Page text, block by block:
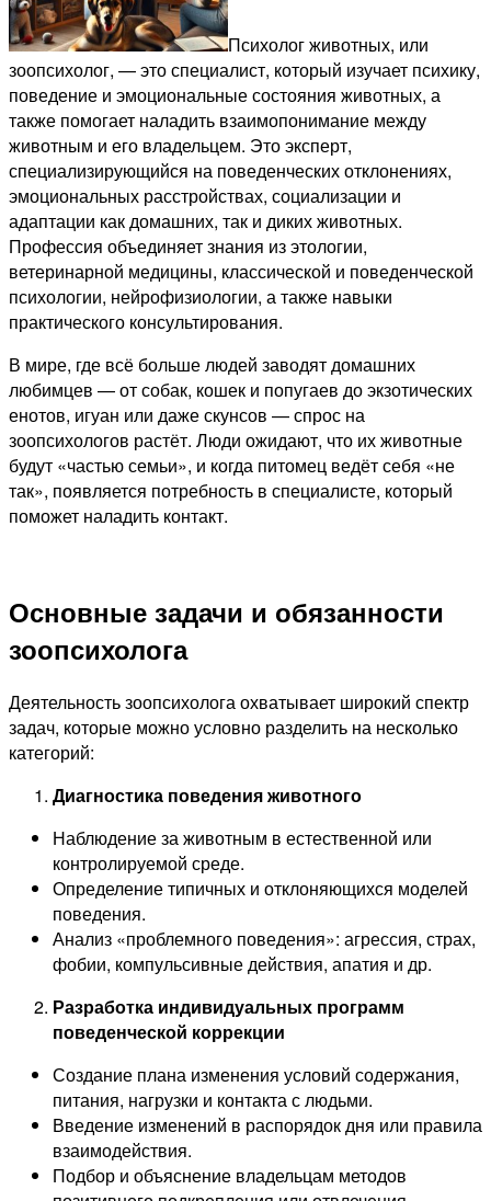
Психолог животных, или
зоопсихолог, — это специалист, который изучает психику,
поведение и эмоциональные состояния животных, а
также помогает наладить взаимопонимание между
животным и его владельцем. Это эксперт,
специализирующийся на поведенческих отклонениях,
эмоциональных расстройствах, социализации и
адаптации как домашних, так и диких животных.
Профессия объединяет знания из этологии,
ветеринарной медицины, классической и поведенческой
психологии, нейрофизиологии, а также навыки
практического консультирования.
В мире, где всё больше людей заводят домашних
любимцев — от собак, кошек и попугаев до экзотических
енотов, игуан или даже скунсов — спрос на
зоопсихологов растёт. Люди ожидают, что их животные
будут «частью семьи», и когда питомец ведёт себя «не
так», появляется потребность в специалисте, который
поможет наладить контакт.
Основные задачи и обязанности
зоопсихолога
Деятельность зоопсихолога охватывает широкий спектр
задач, которые можно условно разделить на несколько
категорий:
Диагностика поведения животного
Наблюдение за животным в естественной или
контролируемой среде.
Определение типичных и отклоняющихся моделей
поведения.
Анализ «проблемного поведения»: агрессия, страх,
фобии, компульсивные действия, апатия и др.
Разработка индивидуальных программ
поведенческой коррекции
Создание плана изменения условий содержания,
питания, нагрузки и контакта с людьми.
Введение изменений в распорядок дня или правила
взаимодействия.
Подбор и объяснение владельцам методов